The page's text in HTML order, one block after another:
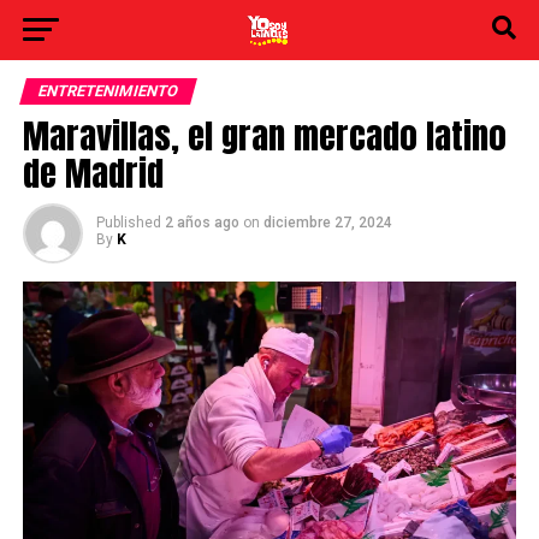
ENTRETENIMIENTO
Maravillas, el gran mercado latino
de Madrid
Published 2 años ago on diciembre 27, 2024
By K